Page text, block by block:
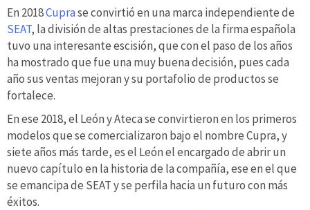
En 2018Cuprase convirtió en una marca independiente de
SEAT, la división de altas prestaciones de la firma española
tuvo una interesante escisión, que con el paso de los años
ha mostrado que fue una muy buena decisión, pues cada
año sus ventas mejoran y su portafolio de productos se
fortalece.
En ese 2018, el León y Ateca se convirtieron en los primeros
modelos que se comercializaron bajo el nombre Cupra, y
siete años más tarde, es el León el encargado de abrir un
nuevo capítulo en la historia de la compañía, ese en el que
se emancipa de SEAT y se perfila hacia un futuro con más
éxitos.